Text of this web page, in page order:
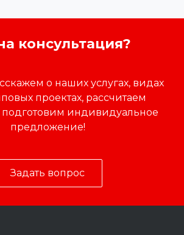
консультация?
о наших услугах, видах
проектах, рассчитаем
подготовим индивидуальное
предложение!
Задать вопрос